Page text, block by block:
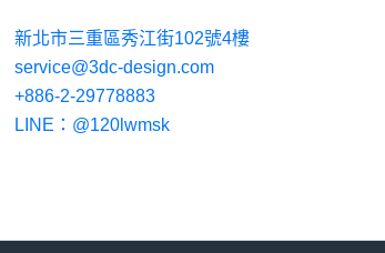
新北市三重區秀江街102號4樓
service@3dc-design.com
+886-2-29778883
LINE：@120lwmsk